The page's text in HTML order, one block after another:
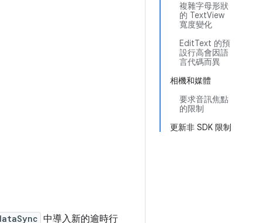
複雜字母形狀
的 TextView
寬度變化
EditText 的預
設行高會因語
言代碼而異
相機和媒體
要求音訊焦點
的限制
更新非 SDK 限制
中導入新的逾時行